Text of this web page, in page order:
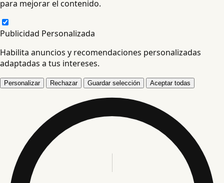
para mejorar el contenido.
Publicidad Personalizada
Habilita anuncios y recomendaciones personalizadas
adaptadas a tus intereses.
Personalizar Rechazar Guardar selección Aceptar todas